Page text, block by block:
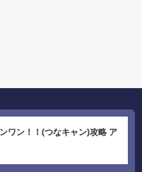
ワン！！(つなキャン)攻略 ア